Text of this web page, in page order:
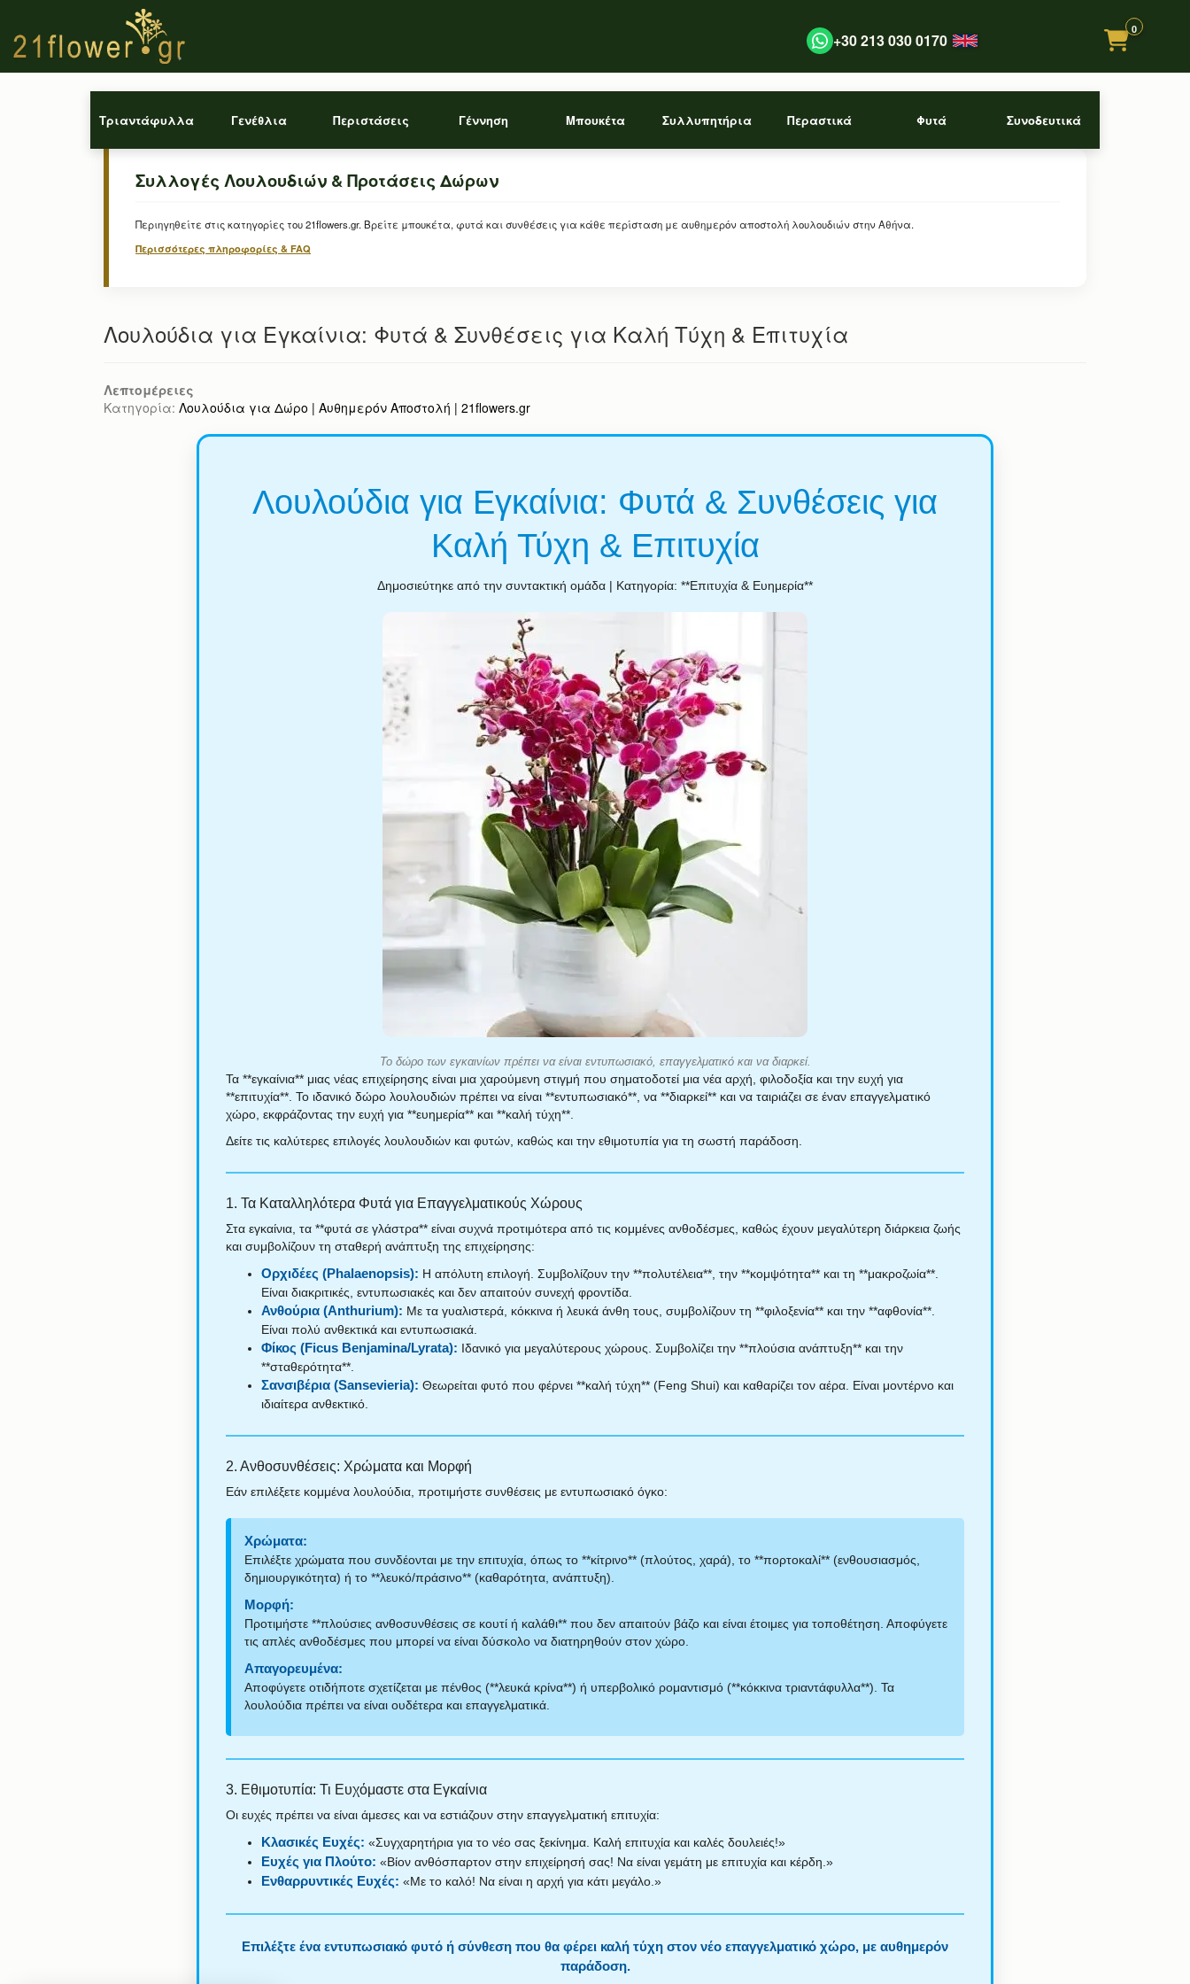
+30 213 030 0170
0
Τριαντάφυλλα Γενέθλια Περιστάσεις Γέννηση Μπουκέτα Συλλυπητήρια Περαστικά Φυτά Συνοδευτικά
Συλλογές Λουλουδιών & Προτάσεις Δώρων
Περιηγηθείτε στις κατηγορίες του 21flowers.gr. Βρείτε μπουκέτα, φυτά και συνθέσεις για κάθε περίσταση με αυθημερόν αποστολή λουλουδιών στην Αθήνα.
Περισσότερες πληροφορίες & FAQ
Λουλούδια για Εγκαίνια: Φυτά & Συνθέσεις για Καλή Τύχη & Επιτυχία
Λεπτομέρειες
Κατηγορία: Λουλούδια για Δώρο | Αυθημερόν Αποστολή | 21flowers.gr
Λουλούδια για Εγκαίνια: Φυτά & Συνθέσεις για
Καλή Τύχη & Επιτυχία
Δημοσιεύτηκε από την συντακτική ομάδα | Κατηγορία: **Επιτυχία & Ευημερία**
Το δώρο των εγκαινίων πρέπει να είναι εντυπωσιακό, επαγγελματικό και να διαρκεί.
Τα **εγκαίνια** μιας νέας επιχείρησης είναι μια χαρούμενη στιγμή που σηματοδοτεί μια νέα αρχή, φιλοδοξία και την ευχή για
**επιτυχία**. Το ιδανικό δώρο λουλουδιών πρέπει να είναι **εντυπωσιακό**, να **διαρκεί** και να ταιριάζει σε έναν επαγγελματικό
χώρο, εκφράζοντας την ευχή για **ευημερία** και **καλή τύχη**.
Δείτε τις καλύτερες επιλογές λουλουδιών και φυτών, καθώς και την εθιμοτυπία για τη σωστή παράδοση.
1. Τα Καταλληλότερα Φυτά για Επαγγελματικούς Χώρους
Στα εγκαίνια, τα **φυτά σε γλάστρα** είναι συχνά προτιμότερα από τις κομμένες ανθοδέσμες, καθώς έχουν μεγαλύτερη διάρκεια ζωής
και συμβολίζουν τη σταθερή ανάπτυξη της επιχείρησης:
Ορχιδέες (Phalaenopsis): Η απόλυτη επιλογή. Συμβολίζουν την **πολυτέλεια**, την **κομψότητα** και τη **μακροζωία**.
Είναι διακριτικές, εντυπωσιακές και δεν απαιτούν συνεχή φροντίδα.
Ανθούρια (Anthurium): Με τα γυαλιστερά, κόκκινα ή λευκά άνθη τους, συμβολίζουν τη **φιλοξενία** και την **αφθονία**.
Είναι πολύ ανθεκτικά και εντυπωσιακά.
Φίκος (Ficus Benjamina/Lyrata): Ιδανικό για μεγαλύτερους χώρους. Συμβολίζει την **πλούσια ανάπτυξη** και την
**σταθερότητα**.
Σανσιβέρια (Sansevieria): Θεωρείται φυτό που φέρνει **καλή τύχη** (Feng Shui) και καθαρίζει τον αέρα. Είναι μοντέρνο και
ιδιαίτερα ανθεκτικό.
2. Ανθοσυνθέσεις: Χρώματα και Μορφή
Εάν επιλέξετε κομμένα λουλούδια, προτιμήστε συνθέσεις με εντυπωσιακό όγκο:
Χρώματα:
Επιλέξτε χρώματα που συνδέονται με την επιτυχία, όπως το **κίτρινο** (πλούτος, χαρά), το **πορτοκαλί** (ενθουσιασμός,
δημιουργικότητα) ή το **λευκό/πράσινο** (καθαρότητα, ανάπτυξη).
Μορφή:
Προτιμήστε **πλούσιες ανθοσυνθέσεις σε κουτί ή καλάθι** που δεν απαιτούν βάζο και είναι έτοιμες για τοποθέτηση. Αποφύγετε
τις απλές ανθοδέσμες που μπορεί να είναι δύσκολο να διατηρηθούν στον χώρο.
Απαγορευμένα:
Αποφύγετε οτιδήποτε σχετίζεται με πένθος (**λευκά κρίνα**) ή υπερβολικό ρομαντισμό (**κόκκινα τριαντάφυλλα**). Τα
λουλούδια πρέπει να είναι ουδέτερα και επαγγελματικά.
3. Εθιμοτυπία: Τι Ευχόμαστε στα Εγκαίνια
Οι ευχές πρέπει να είναι άμεσες και να εστιάζουν στην επαγγελματική επιτυχία:
Κλασικές Ευχές: «Συγχαρητήρια για το νέο σας ξεκίνημα. Καλή επιτυχία και καλές δουλειές!»
Ευχές για Πλούτο: «Βίον ανθόσπαρτον στην επιχείρησή σας! Να είναι γεμάτη με επιτυχία και κέρδη.»
Ενθαρρυντικές Ευχές: «Με το καλό! Να είναι η αρχή για κάτι μεγάλο.»
Επιλέξτε ένα εντυπωσιακό φυτό ή σύνθεση που θα φέρει καλή τύχη στον νέο επαγγελματικό χώρο, με αυθημερόν
παράδοση.